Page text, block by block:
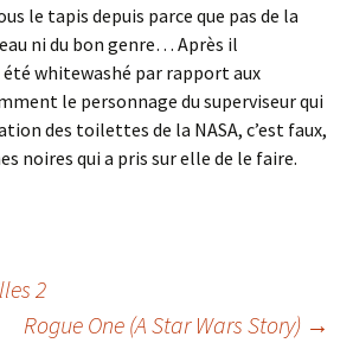
le tapis depuis parce que pas de la
ni du bon genre… Après il
whitewashé par rapport aux
le personnage du superviseur qui
des toilettes de la NASA, c’est faux,
noires qui a pris sur elle de le faire.
2
Rogue One (A Star Wars Story) →